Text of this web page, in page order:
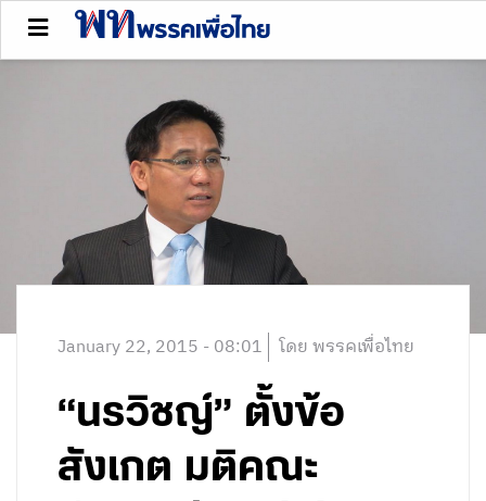
January 22, 2015 - 08:01 โดย พรรคเพื่อไทย
“นรวิชญ์” ตั้งข้อ
สังเกต มติคณะ